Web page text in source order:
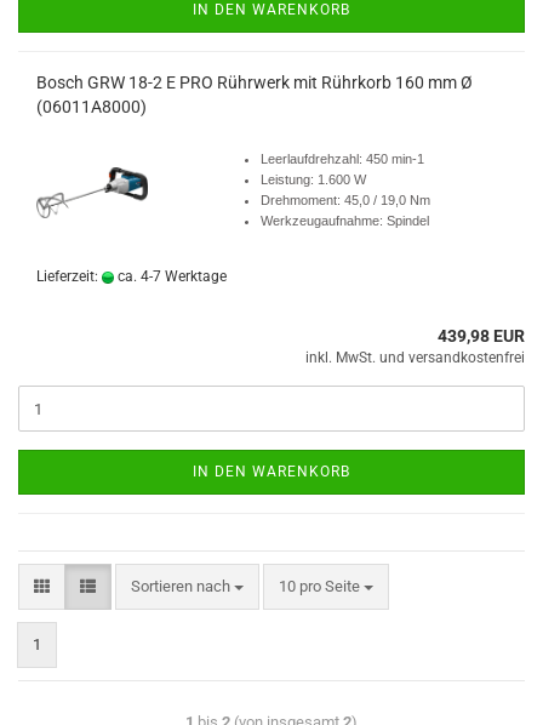
IN DEN WARENKORB
Bosch GRW 18-2 E PRO Rührwerk mit Rührkorb 160 mm Ø
(06011A8000)
Leerlaufdrehzahl: 450 min-1
Leistung: 1.600 W
Drehmoment: 45,0 / 19,0 Nm
Werkzeugaufnahme: Spindel
Lieferzeit: ca. 4-7 Werktage
439,98 EUR
IN DEN WARENKORB
Sortieren nach 10 pro Seite
1